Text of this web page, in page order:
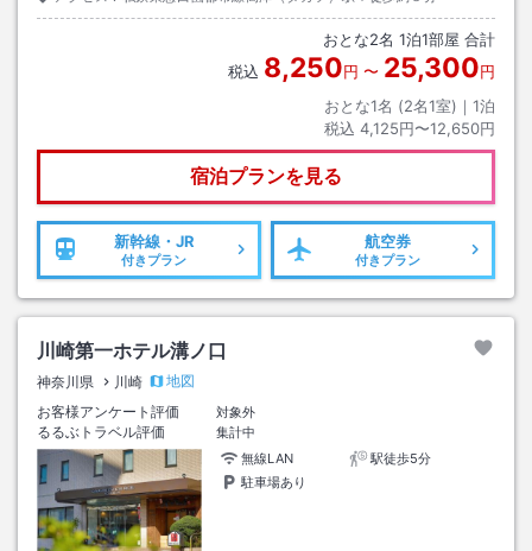
おとな2名 1泊1部屋 合計
税込 8,250円 〜 25,300円
おとな1名 (2名1室)｜ 1泊
税込 4,125円〜12,650円
宿泊プランを見る
新幹線・JR
付きプラン
航空券
付きプラン
川崎第一ホテル溝ノ口
神奈川県 川崎
地図
お客様アンケート評価
対象外
るるぶトラベル評価
集計中
無線LAN
駅徒歩5分
駐車場あり